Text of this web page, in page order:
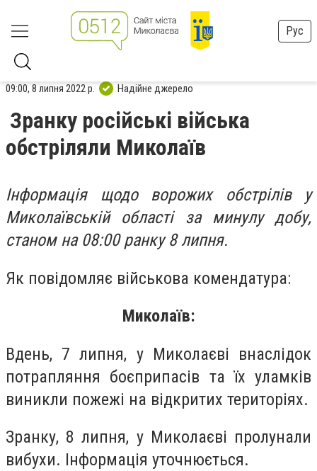
Рус
09:00, 8 липня 2022 р. Надійне джерело
Зранку російські війська
обстріляли Миколаїв
Інформація щодо ворожих обстрілів у
Миколаївській області за минулу добу,
станом на 08:00 ранку 8 липня.
Як повідомляє військова комендатура:
Миколаїв:
Вдень, 7 липня, у Миколаєві внаслідок
потрапляння боєприпасів та їх уламків
виникли пожежі на відкритих територіях.
Зранку, 8 липня, у Миколаєві пролунали
вибухи. Інформація уточнюється.